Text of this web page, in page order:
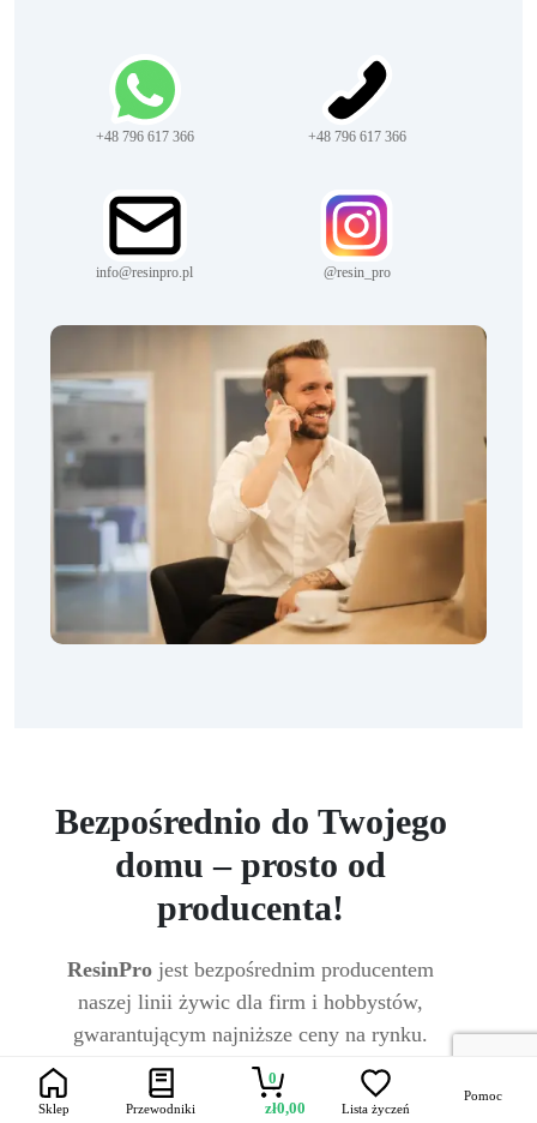
+48 796 617 366 +48 796 617 366
info@resinpro.pl @resin_pro
Bezpośrednio do Twojego
domu – prosto od
producenta!
ResinPro jest bezpośrednim producentem
naszej linii żywic dla firm i hobbystów,
gwarantującym najniższe ceny na rynku.
Sklep Przewodniki
0
zł0,00 Lista życzeń
Pomoc